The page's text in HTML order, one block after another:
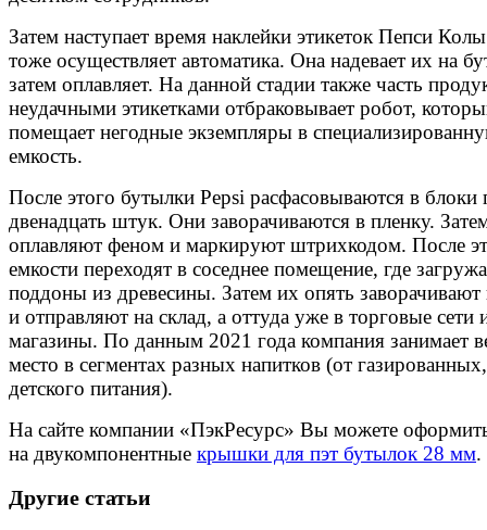
Затем наступает время наклейки этикеток Пепси
тоже осуществляет автоматика. Она надевает их на
затем оплавляет. На данной стадии также часть
неудачными этикетками отбраковывает робот,
помещает негодные экземпляры в
емкость.
После этого бутылки Pepsi расфасовываются в блоки
двенадцать штук. Они заворачиваются в пленку.
оплавляют феном и маркируют штрихкодом. После
емкости переходят в соседнее помещение, где
поддоны из древесины. Затем их опять заворачивают
и отправляют на склад, а оттуда уже в торговые сети
магазины. По данным 2021 года компания занимает
место в сегментах разных напитков (от
детского питания).
На сайте компании «ПэкРесурс» Вы можете оформить
на двукомпонентные крышки для пэт бутылок 28 мм.
Другие статьи